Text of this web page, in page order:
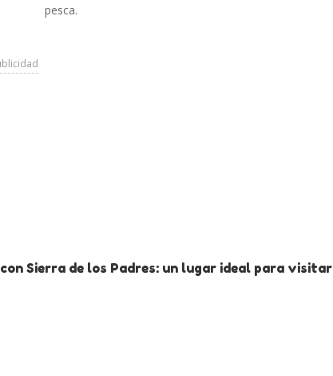
pesca.
Sierra de los Padres: un lugar ideal para visitar